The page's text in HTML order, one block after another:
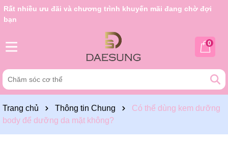
Rất nhiều ưu đãi và chương trình khuyến mãi đang chờ đợi
bạn
0
Trang chủ Thông tin Chung
Có thể dùng kem dưỡng
body để dưỡng da mặt không?